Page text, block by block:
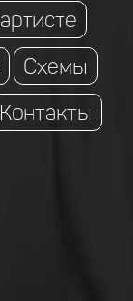
Схемы
Контакты